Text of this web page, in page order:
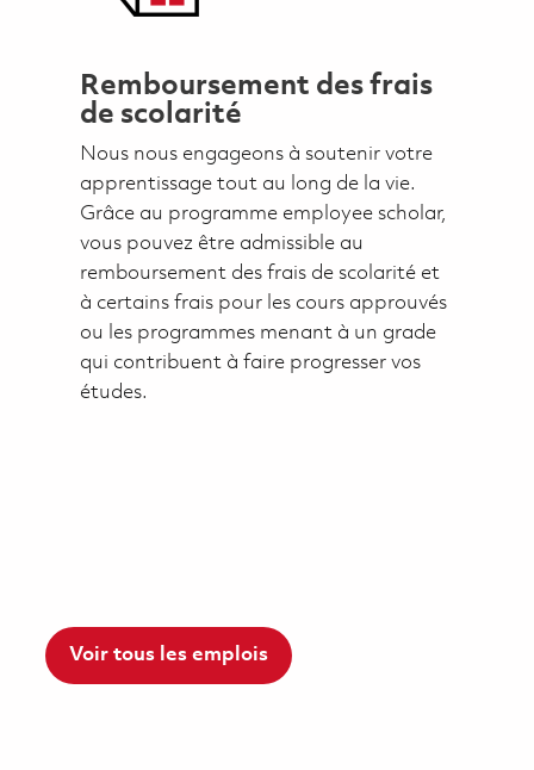
Remboursement des frais
de scolarité
Nous nous engageons à soutenir votre
apprentissage tout au long de la vie.
Grâce au programme employee scholar,
vous pouvez être admissible au
remboursement des frais de scolarité et
à certains frais pour les cours approuvés
ou les programmes menant à un grade
qui contribuent à faire progresser vos
études.
Voir tous les emplois